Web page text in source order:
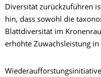
Diversität zurückzuführen
hin, dass sowohl die
Blattdiversität im
erhöhte Zuwachsleistung